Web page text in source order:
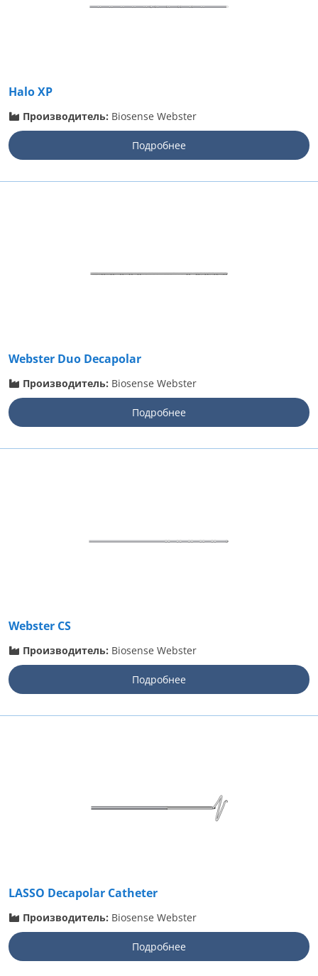
Halo XP
Производитель: Biosense Webster
Подробнее
Webster Duo Decapolar
Производитель: Biosense Webster
Подробнее
Webster CS
Производитель: Biosense Webster
Подробнее
LASSO Decapolar Catheter
Производитель: Biosense Webster
Подробнее